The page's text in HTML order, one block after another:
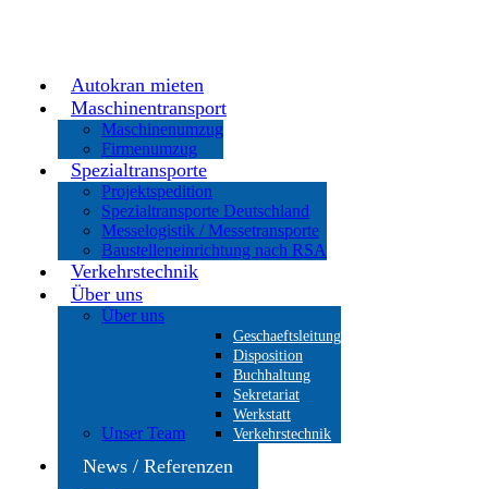
Autokran mieten
Maschinentransport
Maschinenumzug
Firmenumzug
Spezialtransporte
Projektspedition
Spezialtransporte Deutschland
Messelogistik / Messetransporte
Baustelleneinrichtung nach RSA
Verkehrstechnik
Über uns
Über uns
Unser Team
Geschaeftsleitung
Disposition
Buchhaltung
Sekretariat
Werkstatt
Verkehrstechnik
News / Referenzen